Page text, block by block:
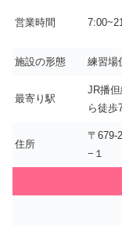
営業時間
施設の形態 練習場
最寄り駅
JR播
ら徒歩
住所
〒679-
−１